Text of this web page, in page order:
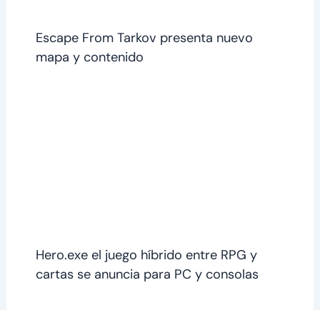
Escape From Tarkov presenta nuevo
mapa y contenido
Hero.exe el juego híbrido entre RPG y
cartas se anuncia para PC y consolas